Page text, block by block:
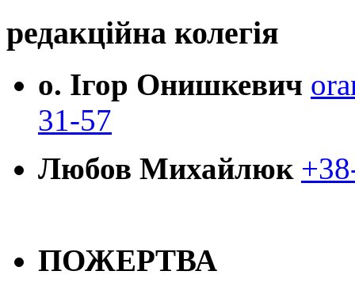
редакційна колегія
о. Ігор Онишкевич
31-57
Любов Михайлюк
ПОЖЕРТВА